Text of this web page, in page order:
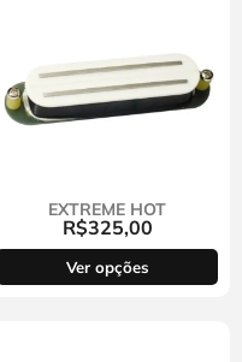
EXTREME HOT
R$325,00
Ver opções